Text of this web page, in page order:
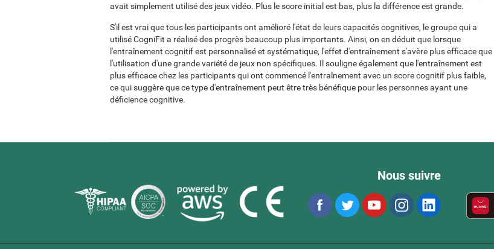
avait simplement utilisé des jeux vidéo. Plus le score initial est bas, plus la différence est grande.
S'il est vrai que tous les participants ont amélioré l'état de leurs capacités cognitives, le groupe qui a
utilisé CogniFit a réalisé des progrès beaucoup plus importants. Ainsi, on en déduit que lorsque
l'entraînement cognitif est personnalisé et systématique, l'effet d'entraînement s'avère plus efficace que
l'utilisation d'une grande variété de jeux non spécifiques. Il souligne également que l'entraînement est
plus efficace chez les participants qui ont commencé l'entraînement avec un score cognitif plus faible,
ce qui suggère que ce type d'entraînement peut être très bénéfique pour les personnes ayant une
déficience cognitive.
Nous suivre